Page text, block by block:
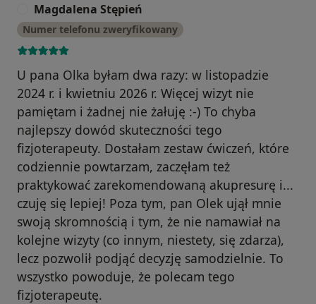
Magdalena Stępień
Numer telefonu zweryfikowany
U pana Olka byłam dwa razy: w listopadzie
2024 r. i kwietniu 2026 r. Więcej wizyt nie
pamiętam i żadnej nie żałuję :-) To chyba
najlepszy dowód skuteczności tego
fizjoterapeuty. Dostałam zestaw ćwiczeń, które
codziennie powtarzam, zaczęłam też
praktykować zarekomendowaną akupresurę i...
czuję się lepiej! Poza tym, pan Olek ujął mnie
swoją skromnością i tym, że nie namawiał na
kolejne wizyty (co innym, niestety, się zdarza),
lecz pozwolił podjąć decyzję samodzielnie. To
wszystko powoduje, że polecam tego
fizjoterapeutę.